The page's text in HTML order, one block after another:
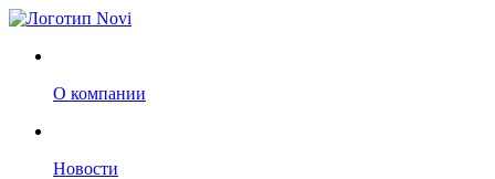
О компании
Новости